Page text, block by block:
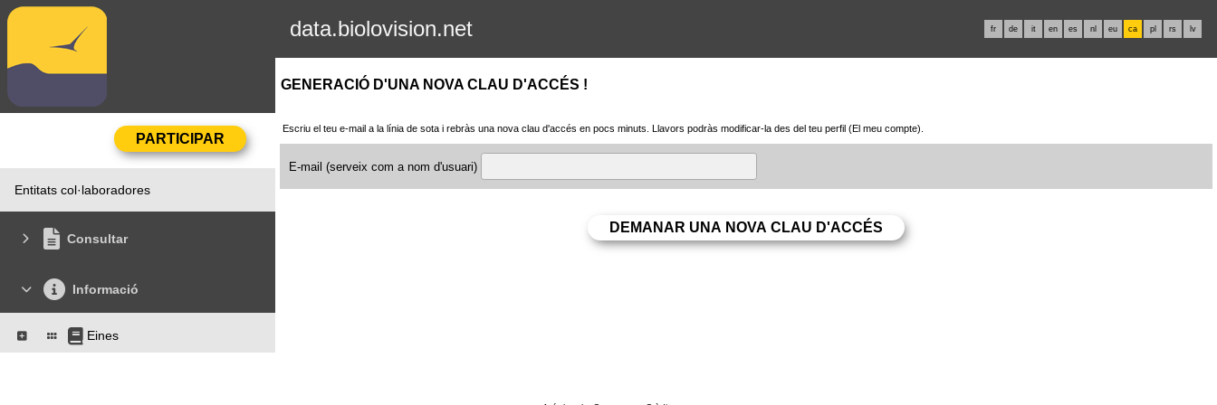
data.biolovision.net fr de it en es nl eu ca pl rs lv
Entitats col·laboradores
Consultar
Informació
Eines
GENERACIÓ D'UNA NOVA CLAU D'ACCÉS !
Escriu el teu e-mail a la línia de sota i rebràs una nova clau d'accés en pocs minuts. Llavors podràs modificar-la des del teu perfil (El meu compte).
E-mail (serveix com a nom d'usuari)